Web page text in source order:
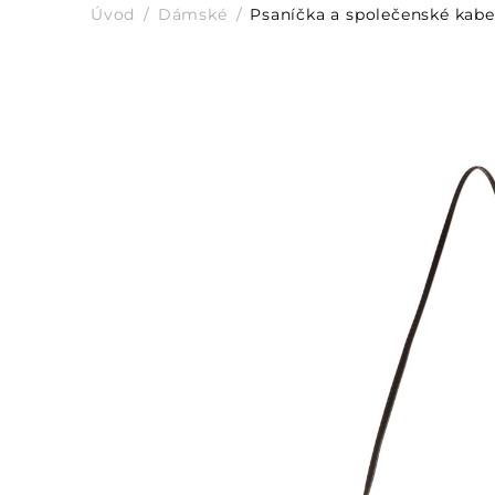
Úvod Dámské Psaníčka a společenské